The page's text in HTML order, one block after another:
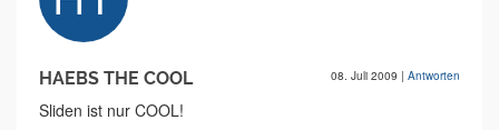
HAEBS THE COOL 08. Juli 2009 | Antworten
Sliden ist nur COOL!